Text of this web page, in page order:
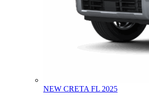
NEW CRETA FL 2025